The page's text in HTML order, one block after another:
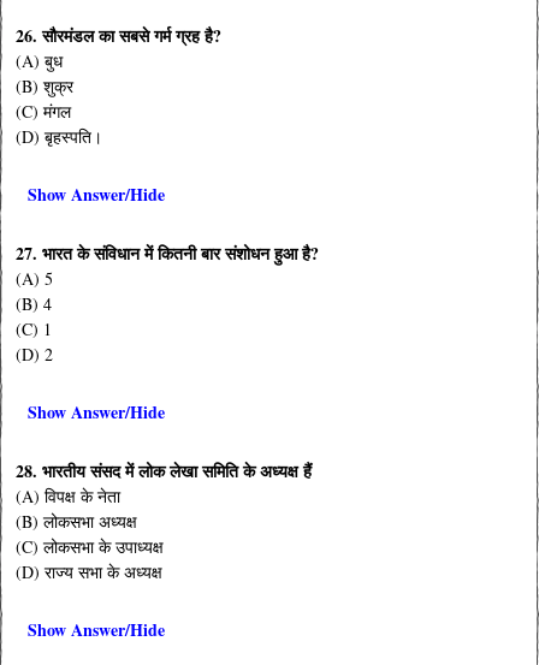
26. सौरमंडल का सबसे गर्म ग्रह है?
(A) बुध
(B) शुक्र
(C) मंगल
(D) बृहस्पति।
Show Answer/Hide
27. भारत के संविधान में कितनी बार संशोधन हुआ है?
(A) 5
(B) 4
(C) 1
(D) 2
Show Answer/Hide
28. भारतीय संसद में लोक लेखा समिति के अध्यक्ष हैं
(A) विपक्ष के नेता
(B) लोकसभा अध्यक्ष
(C) लोकसभा के उपाध्यक्ष
(D) राज्य सभा के अध्यक्ष
Show Answer/Hide